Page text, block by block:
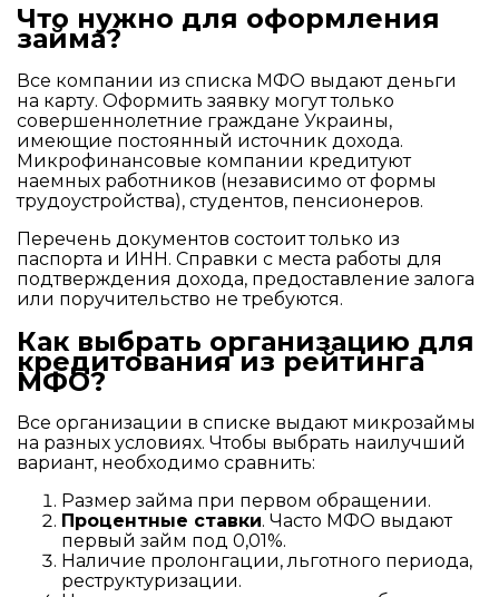
Что нужно для оформления
займа?
Все компании из списка МФО выдают деньги
на карту. Оформить заявку могут только
совершеннолетние граждане Украины,
имеющие постоянный источник дохода.
Микрофинансовые компании кредитуют
наемных работников (независимо от формы
трудоустройства), студентов, пенсионеров.
Перечень документов состоит только из
паспорта и ИНН. Справки с места работы для
подтверждения дохода, предоставление залога
или поручительство не требуются.
Как выбрать организацию для
кредитования из рейтинга
МФО?
Все организации в списке выдают микрозаймы
на разных условиях. Чтобы выбрать наилучший
вариант, необходимо сравнить:
Размер займа при первом обращении.
Процентные ставки. Часто МФО выдают
первый займ под 0,01%.
Наличие пролонгации, льготного периода,
реструктуризации.